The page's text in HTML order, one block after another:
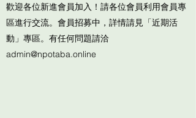
歡迎各位新進會員加入！請各位會員利用會員專
區進行交流。會員招募中，詳情請見「近期活
動」專區。有任何問題請洽
admin@npotaba.online